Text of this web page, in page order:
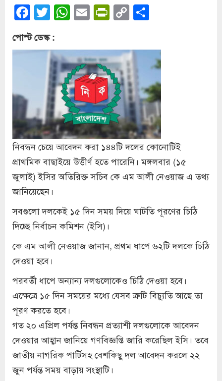
Facebook
Twitter
WhatsApp
EmailPrintFriendly
Copy
Link
পোস্ট ডেস্ক :
নিবন্ধন চেয়ে আবেদন করা ১৪৪টি দলের কোনোটিই
প্রাথমিক বাছাইয়ে উত্তীর্ণ হতে পারেনি। মঙ্গলবার (১৫
জুলাই) ইসির অতিরিক্ত সচিব কে এম আলী নেওয়াজ এ তথ্য
জানিয়েছেন।
সবগুলো দলকেই ১৫ দিন সময় দিয়ে ঘাটতি পূরণের চিঠি
দিচ্ছে নির্বাচন কমিশন (ইসি)।
কে এম আলী নেওয়াজ জানান, প্রথম ধাপে ৬২টি দলকে চিঠি
দেওয়া হবে।
পরবর্তী ধাপে অন্যান্য দলগুলোকেও চিঠি দেওয়া হবে।
এক্ষেত্রে ১৫ দিন সময়ের মধ্যে যেসব ত্রুটি বিচ্যুতি আছে তা
পূরণ করতে হবে।
গত ২০ এপ্রিল পর্যন্ত নিবন্ধন প্রত্যাশী দলগুলোকে আবেদন
দেওয়ার আহ্বান জানিয়ে গণবিজ্ঞপ্তি জারি করেছিল ইসি। তবে
জাতীয় নাগরিক পার্টিসহ বেশকিছু দল আবেদন করলে ২২
জুন পর্যন্ত সময় বাড়ায় সংস্থাটি।